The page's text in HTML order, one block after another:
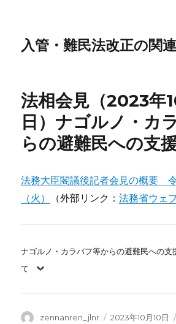
入管・難民法改正の関
法相会見（2023年
日）ナゴルノ・カ
らの避難民への支
法務大臣閣議後記者会見の概要
（火）
（外部リンク：法務省ウェ
ナゴルノ・カラバフ等からの避難民への支
て
投
zennanren_jlnr
投
2023年10月10日